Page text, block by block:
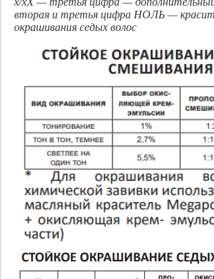
вторая и третья цифра НОЛЬ —
окрашивания седых волос